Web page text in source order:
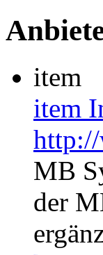
item
item
MB
der